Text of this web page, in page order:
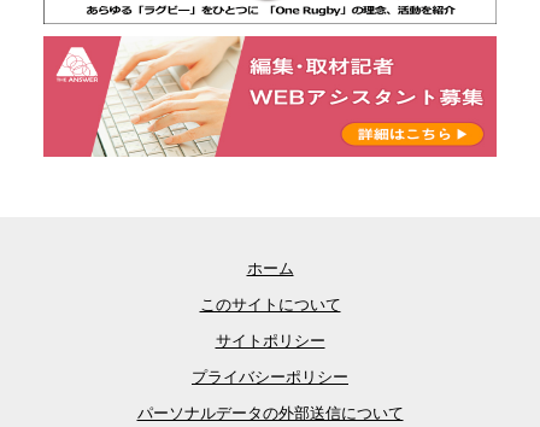
ホーム
このサイトについて
サイトポリシー
プライバシーポリシー
パーソナルデータの外部送信について